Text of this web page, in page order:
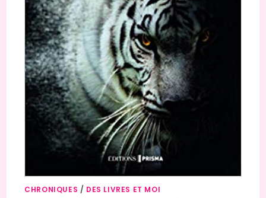
CHRONIQUES / DES LIVRES ET MOI